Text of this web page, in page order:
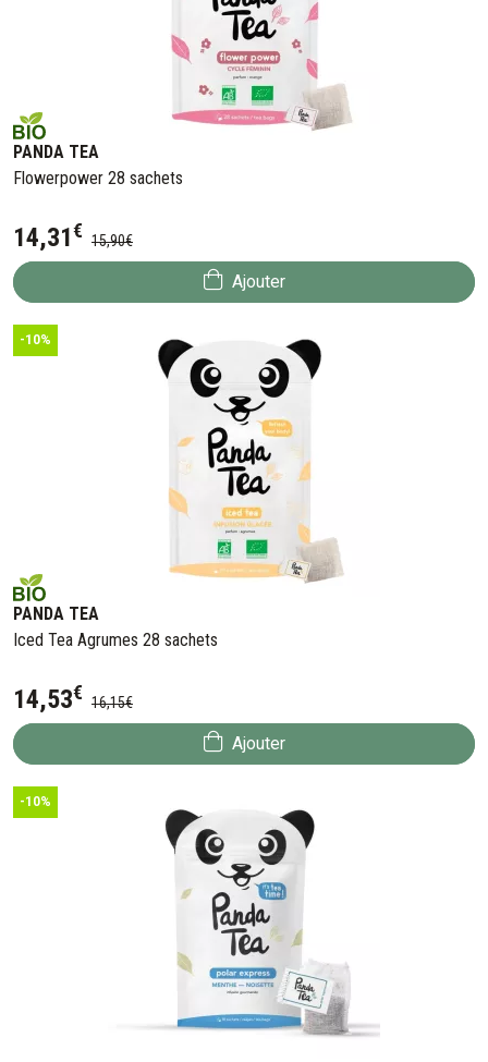
PANDA TEA
Flowerpower 28 sachets
14,31€ 15,90€
Ajouter
-10%
PANDA TEA
Iced Tea Agrumes 28 sachets
14,53€ 16,15€
Ajouter
-10%